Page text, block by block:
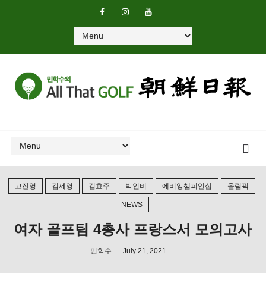
고진영 김세영 김효주 박인비 에비앙챔피언십 올림픽
NEWS
여자 골프팀 4총사 프랑스서 모의고사
민학수 July 21, 2021